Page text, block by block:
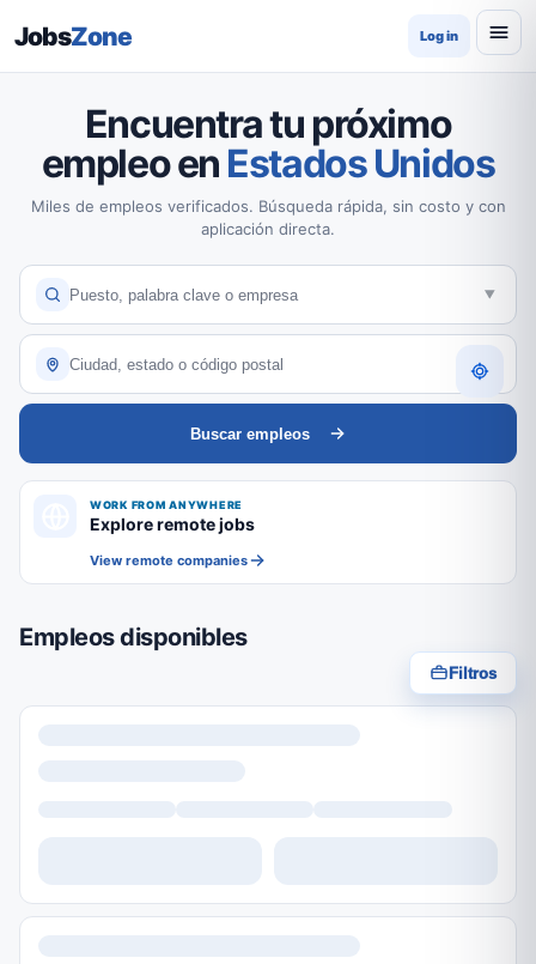
JobsZone Log in
Encuentra tu próximo
empleo en Estados Unidos
Miles de empleos verificados. Búsqueda rápida, sin costo y con
aplicación directa.
Buscar empleos
WORK FROM ANYWHERE
Explore remote jobs
View remote companies
Empleos disponibles
Filtros